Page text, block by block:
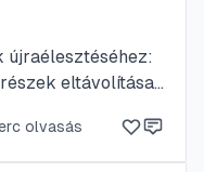
újraélesztéséhez:
eltávolítása,
és
fény- és
lépések,
olvasás